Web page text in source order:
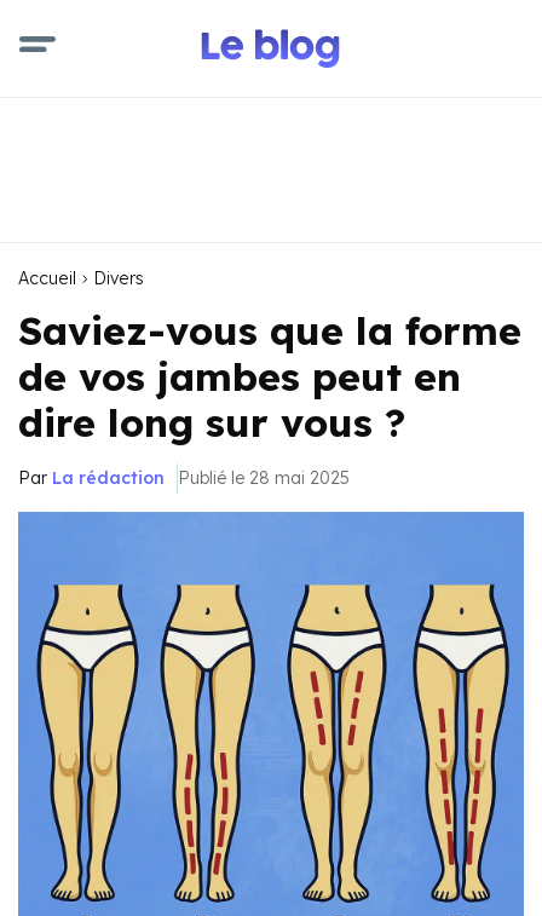
Accueil Divers
Saviez-vous que la forme
de vos jambes peut en
dire long sur vous ?
Par La rédaction Publié le 28 mai 2025